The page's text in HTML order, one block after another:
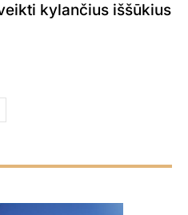
kylančius iššūkius